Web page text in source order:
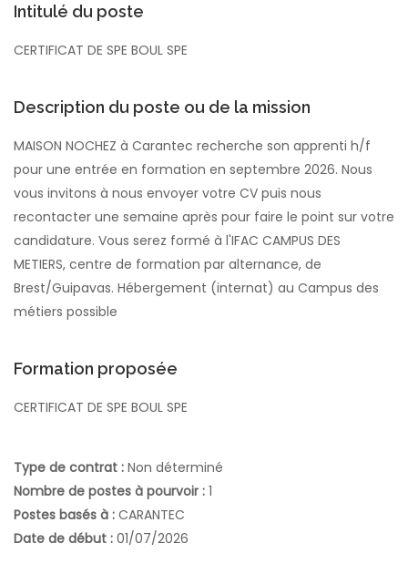
Intitulé du poste
CERTIFICAT DE SPE BOUL SPE
Description du poste ou de la mission
MAISON NOCHEZ à Carantec recherche son apprenti h/f
pour une entrée en formation en septembre 2026. Nous
vous invitons à nous envoyer votre CV puis nous
recontacter une semaine après pour faire le point sur votre
candidature. Vous serez formé à l'IFAC CAMPUS DES
METIERS, centre de formation par alternance, de
Brest/Guipavas. Hébergement (internat) au Campus des
métiers possible
Formation proposée
CERTIFICAT DE SPE BOUL SPE
Type de contrat : Non déterminé
Nombre de postes à pourvoir : 1
Postes basés à : CARANTEC
Date de début : 01/07/2026